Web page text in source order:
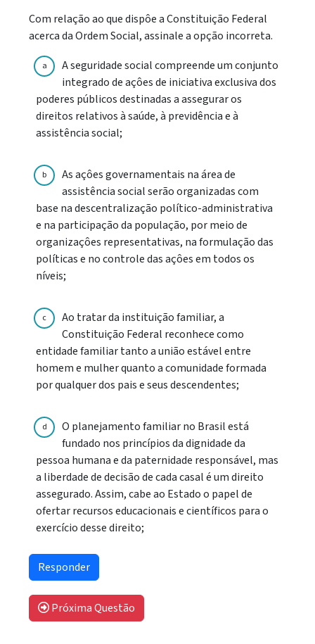
Com relação ao que dispôe a Constituição Federal
acerca da Ordem Social, assinale a opção incorreta.
a
A seguridade social compreende um conjunto
integrado de açôes de iniciativa exclusiva dos
poderes públicos destinadas a assegurar os
direitos relativos à saúde, à previdência e à
assistência social;
b
As açôes governamentais na área de
assistência social serão organizadas com
base na descentralização político-administrativa
e na participação da população, por meio de
organizaçôes representativas, na formulação das
políticas e no controle das açôes em todos os
níveis;
c
Ao tratar da instituição familiar, a
Constituição Federal reconhece como
entidade familiar tanto a união estável entre
homem e mulher quanto a comunidade formada
por qualquer dos pais e seus descendentes;
d
O planejamento familiar no Brasil está
fundado nos princípios da dignidade da
pessoa humana e da paternidade responsável, mas
a liberdade de decisão de cada casal é um direito
assegurado. Assim, cabe ao Estado o papel de
ofertar recursos educacionais e científicos para o
exercício desse direito;
Próxima Questão